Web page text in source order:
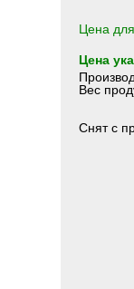
Цена
Цена
Вес
Снят с